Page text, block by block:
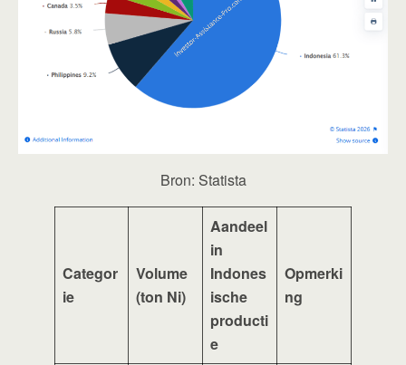
Bron: Statista
Categor
ie
Volume
(ton Ni)
Aandeel
in
Indones
ische
producti
e
Opmerki
ng